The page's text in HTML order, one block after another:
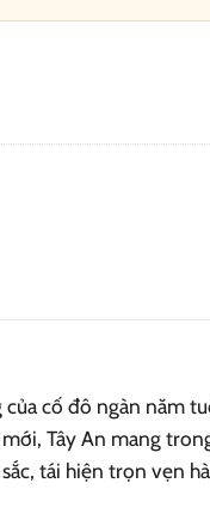
cố đô ngàn năm
Tây An mang
tái hiện trọn vẹn